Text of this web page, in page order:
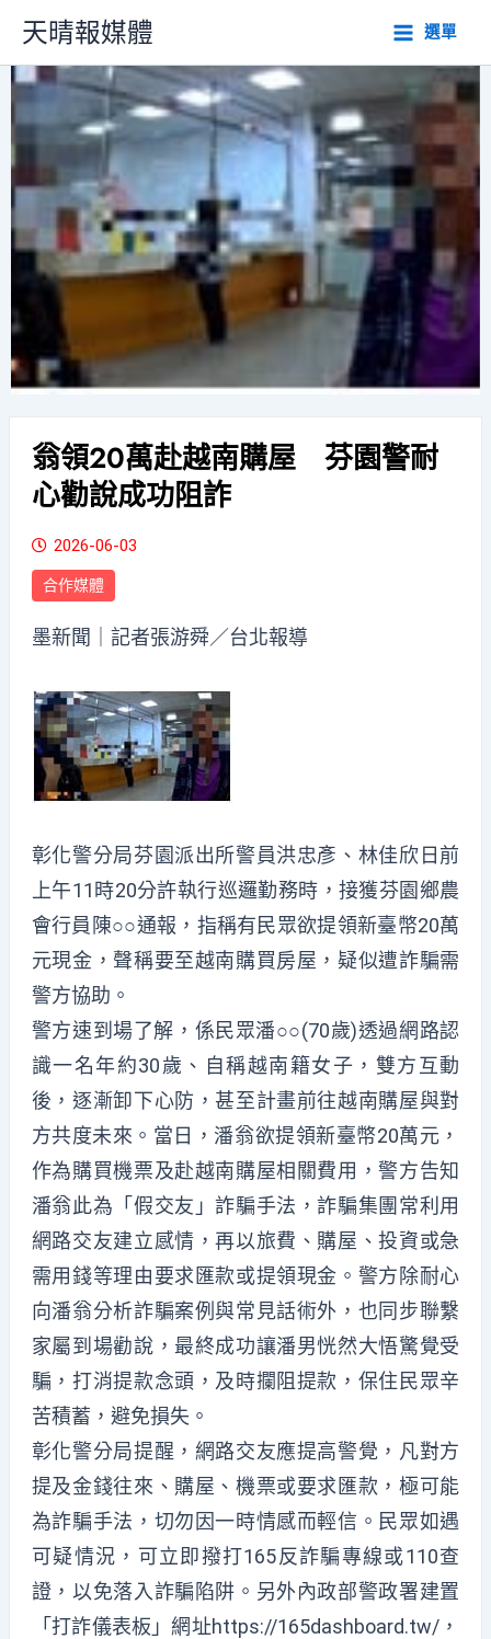
主
容
天晴報媒體 選單
翁領20萬赴越南購屋 芬園警耐
心勸說成功阻詐
2026-06-03
合作媒體
墨新聞 ｜記者張游舜／台北報導
彰化警分局芬園派出所警員洪忠彥、林佳欣日前
上午11時20分許執行巡邏勤務時，接獲芬園鄉農
會行員陳○○通報，指稱有民眾欲提領新臺幣20萬
元現金，聲稱要至越南購買房屋，疑似遭詐騙需
警方協助。
警方速到場了解，係民眾潘○○(70歲)透過網路認
識一名年約30歲、自稱越南籍女子，雙方互動
後，逐漸卸下心防，甚至計畫前往越南購屋與對
方共度未來。當日，潘翁欲提領新臺幣20萬元，
作為購買機票及赴越南購屋相關費用，警方告知
潘翁此為「假交友」詐騙手法，詐騙集團常利用
網路交友建立感情，再以旅費、購屋、投資或急
需用錢等理由要求匯款或提領現金。警方除耐心
向潘翁分析詐騙案例與常見話術外，也同步聯繫
家屬到場勸說，最終成功讓潘男恍然大悟驚覺受
騙，打消提款念頭，及時攔阻提款，保住民眾辛
苦積蓄，避免損失。
彰化警分局提醒，網路交友應提高警覺，凡對方
提及金錢往來、購屋、機票或要求匯款，極可能
為詐騙手法，切勿因一時情感而輕信。民眾如遇
可疑情況，可立即撥打165反詐騙專線或110查
證，以免落入詐騙陷阱。另外內政部警政署建置
「打詐儀表板」網址https://165dashboard.tw/，